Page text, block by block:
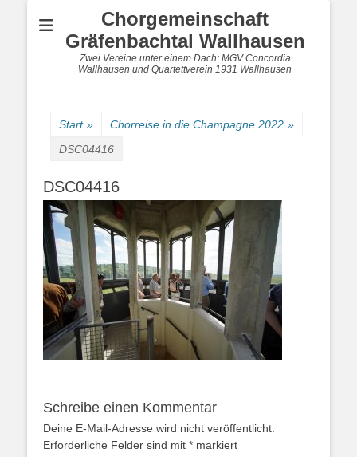
Chorgemeinschaft
Gräfenbachtal Wallhausen
Zwei Vereine unter einem Dach: MGV Concordia
Wallhausen und Quartettverein 1931 Wallhausen
Start » Chorreise in die Champagne 2022 »
DSC04416
DSC04416
Schreibe einen Kommentar
Deine E-Mail-Adresse wird nicht veröffentlicht.
Erforderliche Felder sind mit * markiert